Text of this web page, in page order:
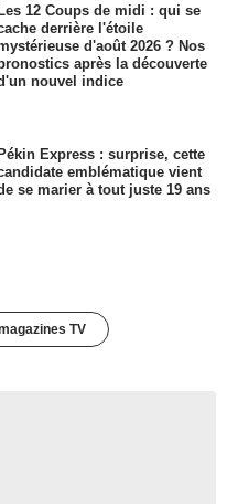
Les 12 Coups de midi : qui se
derrière l'étoile
d'août 2026 ? Nos
après la découverte
nouvel indice
Pékin Express : surprise, cette
emblématique vient
se marier à tout juste 19 ans
TV